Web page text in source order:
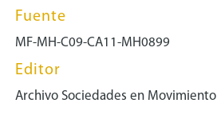
Fuente
MF-MH-C09-CA11-MH0899
Editor
Archivo Sociedades en Movimiento